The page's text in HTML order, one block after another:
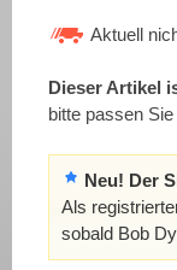
Aktuell
Dieser Artikel
bitte passen
Neu! Der
Als
sobald Bob